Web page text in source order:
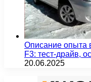
Описание опыта
F3: тест-драйв,
20.06.2025